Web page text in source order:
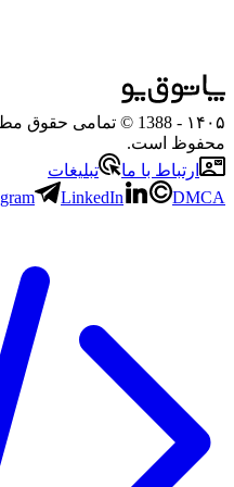
۱۴۰۵
- 1388 © تمامی
محفوظ است.
ارتباط با ما
تبلیغات
LinkedIn DMCA